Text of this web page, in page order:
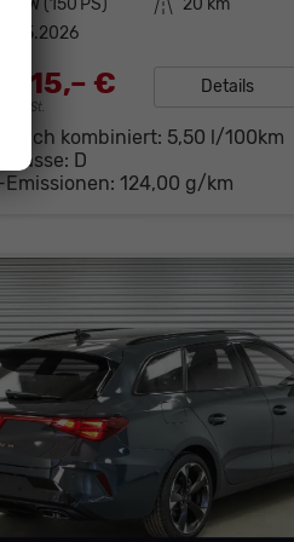
01.05.2026
€
MwSt.
Details
kombiniert: 5,50 l/100km
-Klasse: D
Emissionen:124,00 g/km